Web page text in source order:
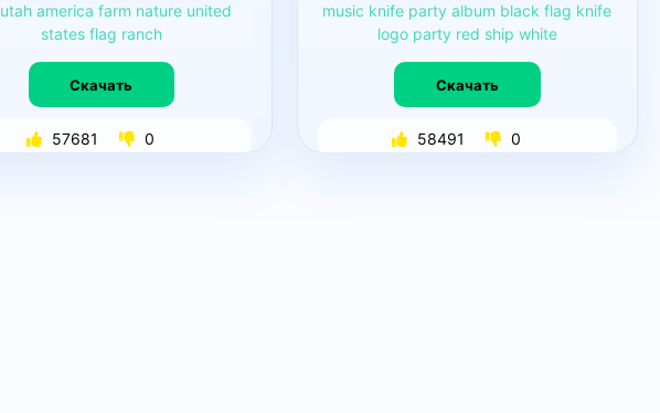
utah america farm nature united
states flag ranch
Скачать
57681 0
music knife party album black flag knife
logo party red ship white
Скачать
58491 0